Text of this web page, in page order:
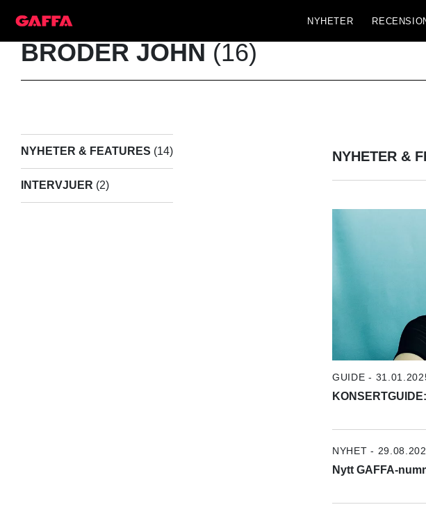
NYHETER
BRODER JOHN (16)
NYHETER & FEATURES (14)
INTERVJUER (2)
NYHETER &
GUIDE -
NYHET -
Nytt GAFFA-